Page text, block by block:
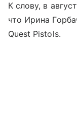
К слову, в
что Ирина
Quest Pistols.